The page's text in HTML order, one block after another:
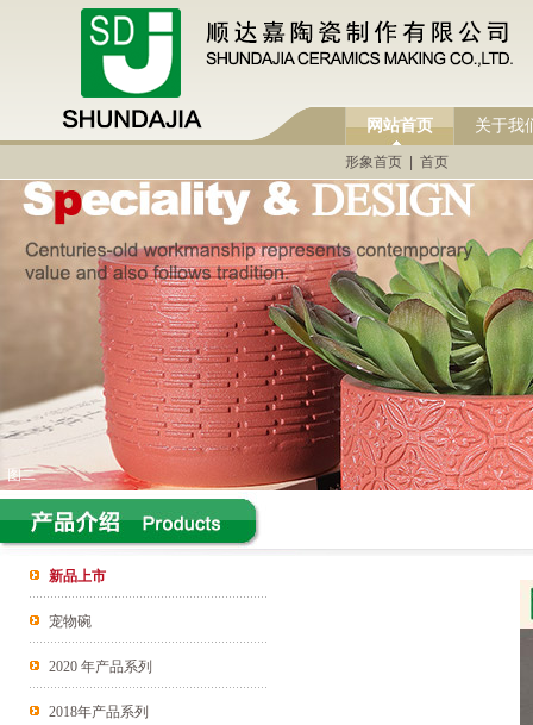
网站首页 关于我
形象首页 首页
图二
新品上市
宠物碗
2020 年产品系列
2018年产品系列